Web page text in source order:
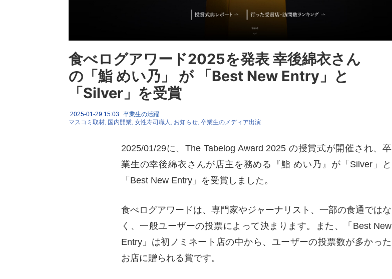
食べログアワード2025を発表 幸後綿衣さん
の「鮨 めい乃」 が 「Best New Entry」と
「Silver」を受賞
2025-01-29 15:03 卒業生の活躍
マスコミ取材 国内開業 女性寿司職人 お知らせ 卒業生のメディア出演
2025/01/29に、The Tabelog Award 2025 の授賞式が開催され、卒
業生の幸後綿衣さんが店主を務める『鮨 めい乃』が「Silver」と
「Best New Entry」を受賞しました。
食べログアワードは、専門家やジャーナリスト、一部の食通ではな
く、一般ユーザーの投票によって決まります。また、「Best New
Entry」は初ノミネート店の中から、ユーザーの投票数が多かった
お店に贈られる賞です。